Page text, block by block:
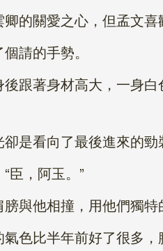
關愛之心，但孟文喜
請的手勢。
著身材高大，一身白
看向了最後進來的勁
，阿玉。”
他相撞，用他們獨特
比半年前好了很多，